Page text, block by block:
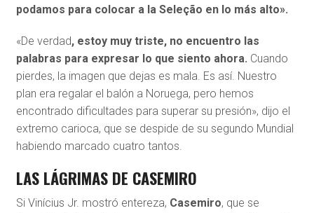
podamos para colocar a la Seleção en lo más alto».
«De verdad, estoy muy triste, no encuentro las
palabras para expresar lo que siento ahora. Cuando
pierdes, la imagen que dejas es mala. Es así. Nuestro
plan era regalar el balón a Noruega, pero hemos
encontrado dificultades para superar su presión», dijo el
extremo carioca, que se despide de su segundo Mundial
habiendo marcado cuatro tantos.
LAS LÁGRIMAS DE CASEMIRO
Si Vinícius Jr. mostró entereza, Casemiro, que se